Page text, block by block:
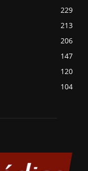
229
213
206
147
120
104